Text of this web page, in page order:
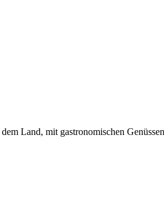
Land, mit gastronomischen